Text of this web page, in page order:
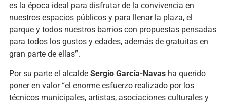
es la época ideal para disfrutar de la convivencia en
nuestros espacios públicos y para llenar la plaza, el
parque y todos nuestros barrios con propuestas pensadas
para todos los gustos y edades, además de gratuitas en
gran parte de ellas”.
Por su parte el alcalde Sergio García-Navasha querido
poner en valor “el enorme esfuerzo realizado por los
técnicos municipales, artistas, asociaciones culturales y